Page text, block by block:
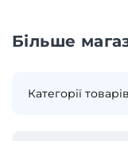
Більше